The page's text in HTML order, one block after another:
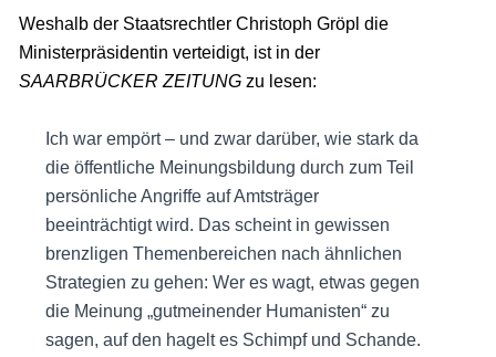
Weshalb der Staatsrechtler Christoph Gröpl die
Ministerpräsidentin verteidigt, ist in der
SAARBRÜCKER ZEITUNGzu lesen:
Ich war empört – und zwar darüber, wie stark da
die öffentliche Meinungsbildung durch zum Teil
persönliche Angriffe auf Amtsträger
beeinträchtigt wird. Das scheint in gewissen
brenzligen Themenbereichen nach ähnlichen
Strategien zu gehen: Wer es wagt, etwas gegen
die Meinung „gutmeinender Humanisten“ zu
sagen, auf den hagelt es Schimpf und Schande.